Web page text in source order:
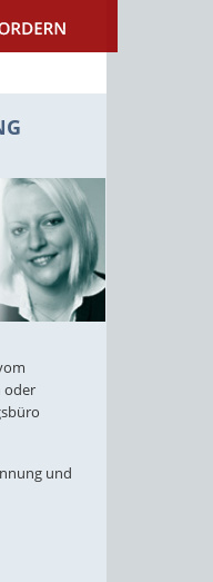
oder
und